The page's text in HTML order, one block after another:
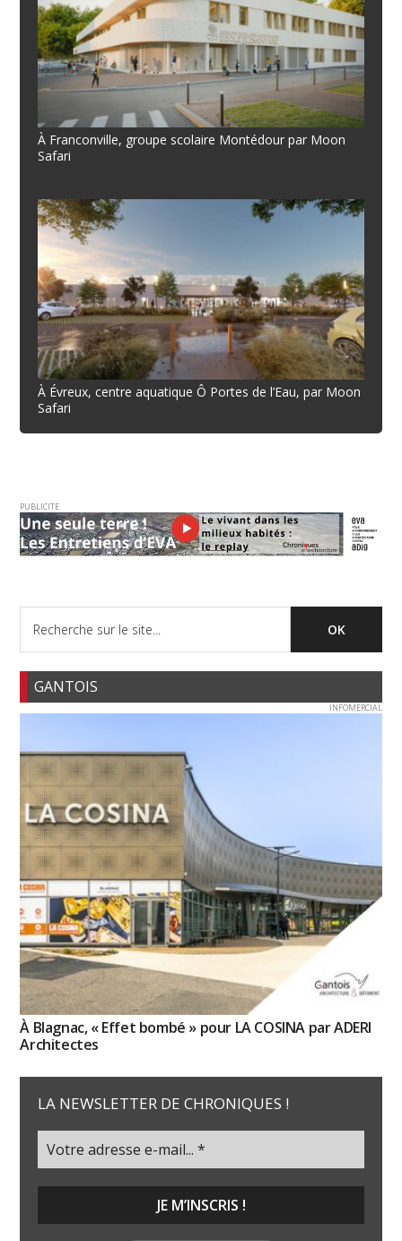
À Franconville, groupe scolaire Montédour par Moon
Safari
À Évreux, centre aquatique Ô Portes de l’Eau, par Moon
Safari
PUBLICITE
GANTOIS
INFOMERCIAL
À Blagnac, « Effet bombé » pour LA COSINA par ADERI
Architectes
LA NEWSLETTER DE CHRONIQUES !